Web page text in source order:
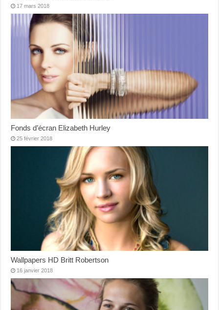
17 mars 2018
Fonds d’écran Elizabeth Hurley
25 février 2018
Wallpapers HD Britt Robertson
16 janvier 2018